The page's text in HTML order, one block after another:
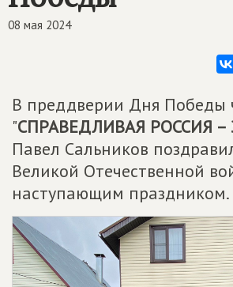
08 мая 2024
В преддверии Дня Победы
"СПРАВЕДЛИВАЯ РОССИЯ –
Павел Сальников
Великой Отечественной
наступающим праздником.